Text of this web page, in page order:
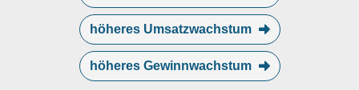
höheres Umsatzwachstum
höheres Gewinnwachstum